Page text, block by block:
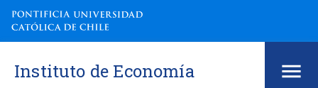
Instituto de Economía